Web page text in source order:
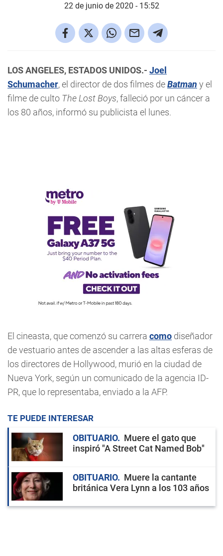
22 de junio de 2020 - 15:52
LOS ANGELES, ESTADOS UNIDOS.- Joel
Schumacher, el director de dos filmes deBatman y el
filme de culto The Lost Boys, falleció por un cáncer a
los 80 años, informó su publicista el lunes.
El cineasta, que comenzó su carrera como diseñador
de vestuario antes de ascender a las altas esferas de
los directores de Hollywood, murió en la ciudad de
Nueva York, según un comunicado de la agencia ID-
PR, que lo representaba, enviado a la AFP.
TE PUEDE INTERESAR
OBITUARIO
Muere el gato que
inspiró "A Street Cat Named Bob"
OBITUARIO
Muere la cantante
británica Vera Lynn a los 103 años